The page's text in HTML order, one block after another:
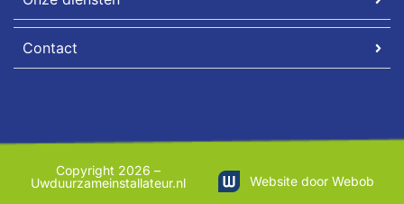
Contact
Copyright 2026 –
Uwduurzameinstallateur.nl
Website door Webob